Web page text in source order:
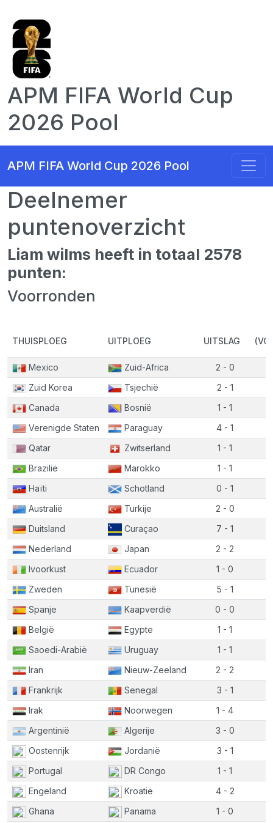
APM FIFA World Cup
2026 Pool
APM FIFA World Cup 2026 Pool
Deelnemer
puntenoverzicht
Liam wilms heeft in totaal 2578
punten:
Voorronden
THUISPLOEG UITPLOEG UITSLAG
Mexico Zuid-Africa
2 - 0
Zuid Korea
Tsjechië
2 - 1
Canada
Bosnië
1 - 1
Verenigde Staten
Paraguay
4 - 1
Qatar
Zwitserland
1 - 1
Brazilië
Marokko
1 - 1
Haïti
Schotland
0 - 1
Australië
Turkije
2 - 0
Duitsland
Curaçao
7 - 1
Nederland
Japan
2 - 2
Ivoorkust
Ecuador
1 - 0
Zweden
Tunesië
5 - 1
Spanje
Kaapverdië
0 - 0
België
Egypte
1 - 1
Saoedi-Arabië
Uruguay
1 - 1
Iran
Nieuw-Zeeland
2 - 2
Frankrijk
Senegal
3 - 1
Irak
Noorwegen
1 - 4
Argentinië
Algerije
3 - 0
Oostenrijk
Jordanië
3 - 1
Portugal
DR Congo
1 - 1
Engeland
Kroatië
4 - 2
Ghana
Panama
1 - 0